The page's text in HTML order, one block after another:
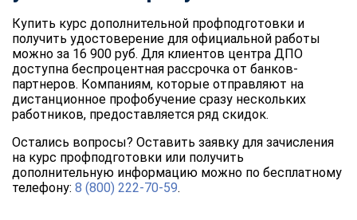
Купить курс дополнительной профподготовки и
получить удостоверение для официальной работы
можно за 16 900 руб. Для клиентов центра ДПО
доступна беспроцентная рассрочка от банков-
партнеров. Компаниям, которые отправляют на
дистанционное профобучение сразу нескольких
работников, предоставляется ряд скидок.
Остались вопросы? Оставить заявку для зачисления
на курс профподготовки или получить
дополнительную информацию можно по бесплатному
телефону: 8 (800) 222-70-59.